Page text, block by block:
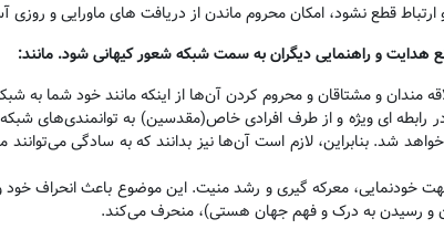
ارتباط قطع نشود، امکان محروم ماندن از دریافت های ماورایی و
هدایت و راهنمایی دیگران به سمت شبکه شعور کیهانی شود. مانند:
مندان و مشتاقان و محروم کردن آن‌ها از اینکه مانند خود شما به
رابطه ای ویژه و از طرف افرادی خاص(مقدسین) به توانمندی‌های
شد. بنابراین، لازم است آن‌ها نیز بدانند که به سادگی
خودنمایی، معرکه گیری و رشد منیت. این موضوع باعث انحراف خود
و رسیدن به درک و فهم جهان هستی)، منحرف می‌کند.